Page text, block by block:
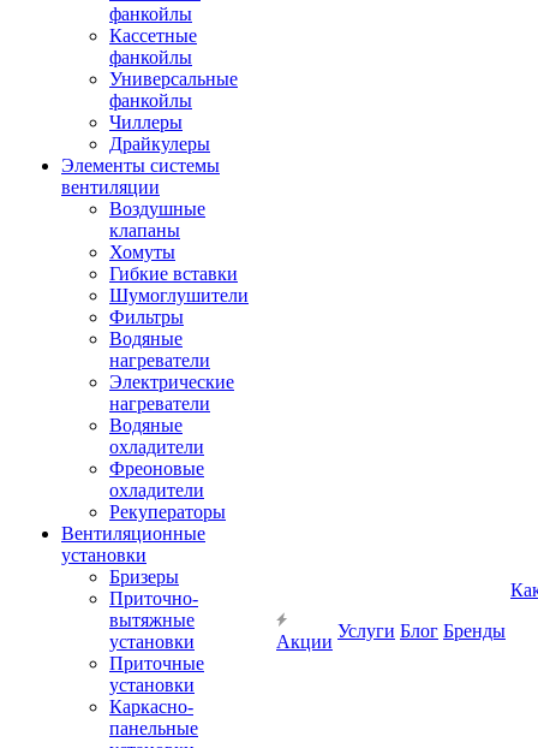
фанкойлы
Кассетные
фанкойлы
Универсальные
фанкойлы
Чиллеры
Драйкулеры
Элементы системы
вентиляции
Воздушные
клапаны
Хомуты
Гибкие вставки
Шумоглушители
Фильтры
Водяные
нагреватели
Электрические
нагреватели
Водяные
охладители
Фреоновые
охладители
Рекуператоры
Вентиляционные
установки
Бризеры
Приточно-
вытяжные
установки
Приточные
установки
Каркасно-
панельные
Акции
Услуги Блог Бренды